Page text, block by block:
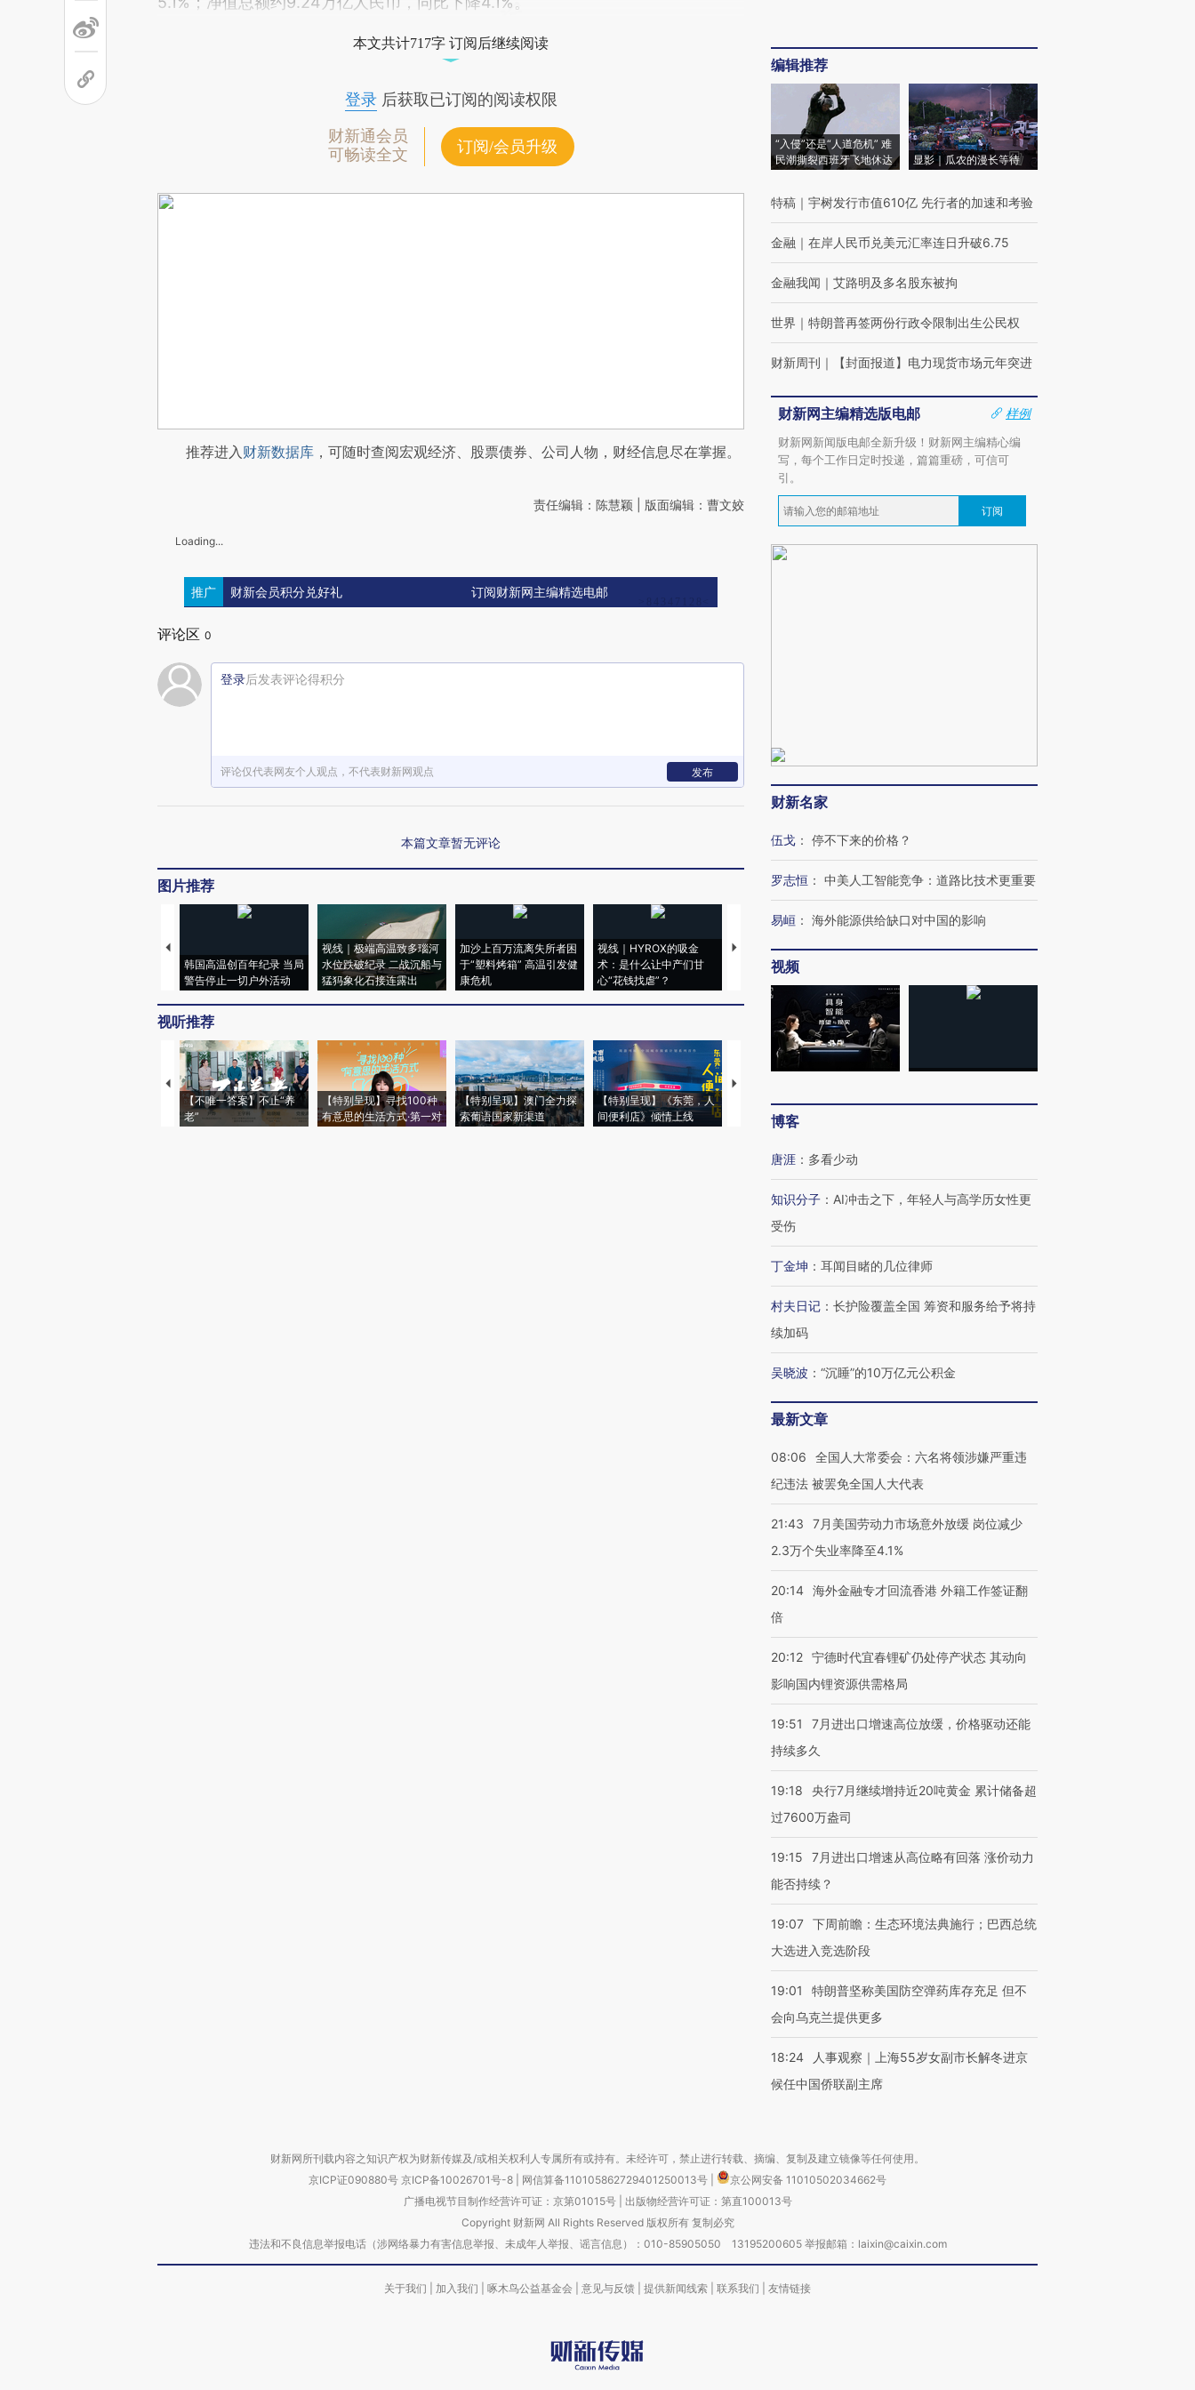
本文共计717字 订阅后继续阅读
登录后获取已订阅的阅读权限
财新通会员
可畅读全文
订阅/会员升级
推荐进入财新数据库 ，可随时查阅宏观经济、股票债券、公司人物，财经信息尽在掌握。
责任编辑：陈慧颖 | 版面编辑：曹文姣
Loading...
推广 财新会员积分兑好礼 订阅财新网主编精选电邮
评论区 0
登录后发表评论得积分
评论仅代表网友个人观点，不代表财新网观点 发布
本篇文章暂无评论
图片推荐
韩国高温创百年纪录 当局
警告停止一切户外活动
视线｜极端高温致多瑙河
水位跌破纪录 二战沉船与
猛犸象化石接连露出
加沙上百万流离失所者困
于“塑料烤箱” 高温引发健
康危机
视线｜HYROX的吸金
术：是什么让中产们甘
心“花钱找虐”？
马航飞行员跨国走私7万
粒摇头丸 尿检体内含3种
视线｜被称为“蟑螂”的印
视线｜“入侵”还是“人道危
视听推荐
【不唯一答案】不止“养
老”
【特别呈现】寻找100种
有意思的生活方式·第一对
【特别呈现】澳门全力探
索葡语国家新渠道
【特别呈现】《东莞，人
间便利店》倾情上线
【推广】走进第四届链博
会，让数智科技“链”接产
【特别呈现】寻找100种
CFO：不靠规模取胜，华
编辑推荐
“入侵”还是“人道危机” 难
民潮撕裂西班牙飞地休达
显影｜瓜农的漫长等待
特稿 ｜ 宇树发行市值610亿 先行者的加速和考验
金融 ｜ 在岸人民币兑美元汇率连日升破6.75
金融我闻 ｜ 艾路明及多名股东被拘
世界 ｜ 特朗普再签两份行政令限制出生公民权
财新周刊 ｜ 【封面报道】电力现货市场元年突进
财新网主编精选版电邮
样例
财新网新闻版电邮全新升级！财新网主编精心编
写，每个工作日定时投递，篇篇重磅，可信可
引。
订阅
财新名家
伍戈 ： 停不下来的价格？
罗志恒 ： 中美人工智能竞争：道路比技术更重要
易峘 ： 海外能源供给缺口对中国的影响
视频
博客
唐涯 ： 多看少动
知识分子 ： AI冲击之下，年轻人与高学历女性更
受伤
丁金坤 ： 耳闻目睹的几位律师
村夫日记 ： 长护险覆盖全国 筹资和服务给予将持
续加码
吴晓波 ： “沉睡”的10万亿元公积金
最新文章
08:06
全国人大常委会：六名将领涉嫌严重违
纪违法 被罢免全国人大代表
21:43
7月美国劳动力市场意外放缓 岗位减少
2.3万个失业率降至4.1%
20:14 海外金融专才回流香港 外籍工作签证翻
倍
20:12 宁德时代宜春锂矿仍处停产状态 其动向
影响国内锂资源供需格局
19:51
7月进出口增速高位放缓，价格驱动还能
持续多久
19:18
央行7月继续增持近20吨黄金 累计储备超
过7600万盎司
19:15
7月进出口增速从高位略有回落 涨价动力
能否持续？
19:07 下周前瞻：生态环境法典施行；巴西总统
大选进入竞选阶段
19:01
特朗普坚称美国防空弹药库存充足 但不
会向乌克兰提供更多
18:24
人事观察｜上海55岁女副市长解冬进京
候任中国侨联副主席
财新网所刊载内容之知识产权为财新传媒及/或相关权利人专属所有或持有。未经许可，禁止进行转载、摘编、复制及建立镜像等任何使用。
京ICP证090880号 京ICP备10026701号-8 网信算备110105862729401250013号
京公网安备 11010502034662号
广播电视节目制作经营许可证：京第01015号| 出版物经营许可证：第直100013号
Copyright 财新网 All Rights Reserved 版权所有 复制必究
违法和不良信息举报电话（涉网络暴力有害信息举报、未成年人举报、谣言信息）：010-85905050 13195200605 举报邮箱：laixin@caixin.com
关于我们 加入我们 啄木鸟公益基金会 意见与反馈 提供新闻线索 联系我们 友情链接